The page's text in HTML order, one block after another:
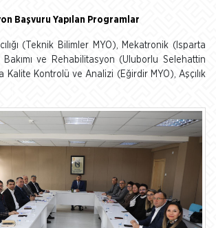
Başvuru Yapılan Programlar
(Teknik Bilimler MYO), Mekatronik (Isparta
Bakımı ve Rehabilitasyon (Uluborlu Selehattin
Kalite Kontrolü ve Analizi (Eğirdir MYO), Aşçılık